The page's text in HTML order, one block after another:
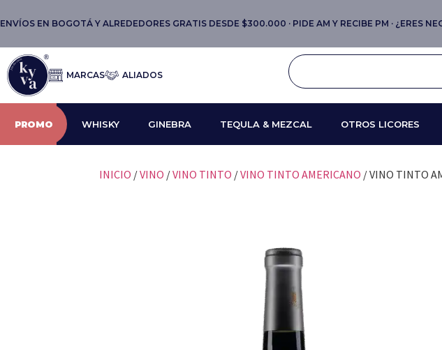
ENVÍOS EN BOGOTÁ Y ALREDEDORES GRATIS DESDE $300.000 · PIDE AM Y RECIBE PM · ¿ERES
MARCAS ALIADOS
PROMO WHISKY GINEBRA TEQULA & MEZCAL OTROS LICORES
INICIO /VINO /VINO TINTO /VINO TINTO AMERICANO / VINO TINTO